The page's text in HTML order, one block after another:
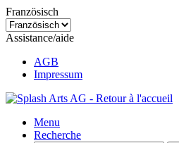
Französisch
Assistance/aide
AGB
Impressum
Menu
Recherche